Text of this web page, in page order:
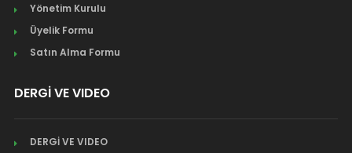
Yönetim Kurulu
Üyelik Formu
Satın Alma Formu
DERGİ VE VIDEO
DERGİ VE VIDEO